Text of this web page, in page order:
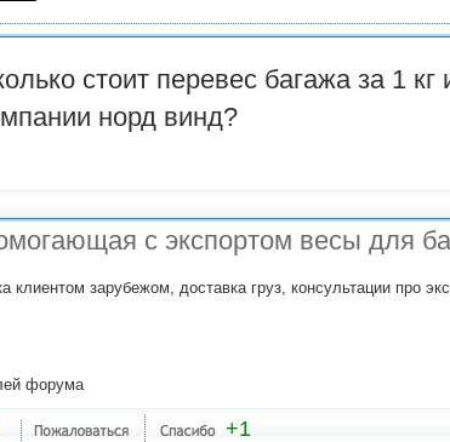
стоит перевес багажа за 1
норд винд?
с экспортом весы для
клиентом зарубежом, доставка груз, консультации про
форума
+1